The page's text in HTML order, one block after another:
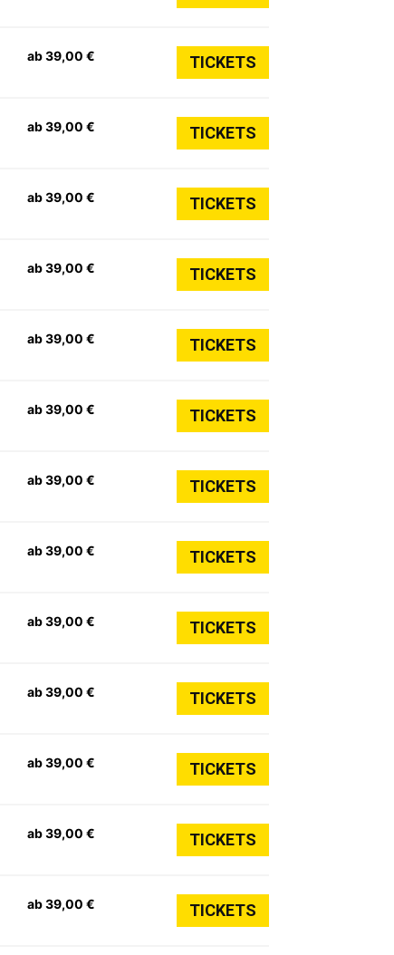
ab 39,00 € TICKETS
ab 39,00 € TICKETS
ab 39,00 € TICKETS
ab 39,00 € TICKETS
ab 39,00 € TICKETS
ab 39,00 € TICKETS
ab 39,00 € TICKETS
ab 39,00 € TICKETS
ab 39,00 € TICKETS
ab 39,00 € TICKETS
ab 39,00 € TICKETS
ab 39,00 € TICKETS
ab 39,00 € TICKETS